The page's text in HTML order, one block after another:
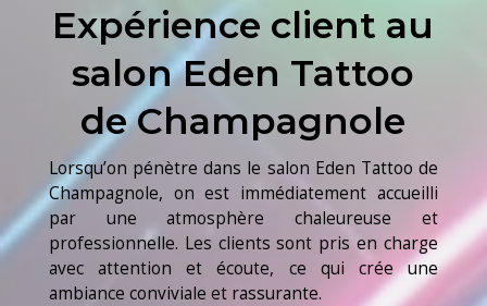
Expérience client au
salon Eden Tattoo
de Champagnole
Lorsqu’on pénètre dans le salon Eden Tattoo de
Champagnole, on est immédiatement accueilli
par une atmosphère chaleureuse et
professionnelle. Les clients sont pris en charge
avec attention et écoute, ce qui crée une
ambiance conviviale et rassurante.